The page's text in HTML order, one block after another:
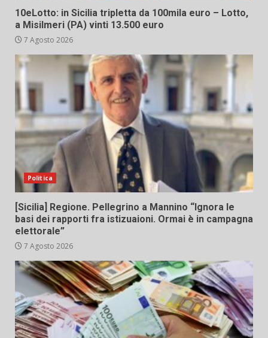
10eLotto: in Sicilia tripletta da 100mila euro – Lotto,
a Misilmeri (PA) vinti 13.500 euro
7 Agosto 2026
Politica
[Sicilia] Regione. Pellegrino a Mannino “Ignora le
basi dei rapporti fra istizuaioni. Ormai è in campagna
elettorale”
7 Agosto 2026